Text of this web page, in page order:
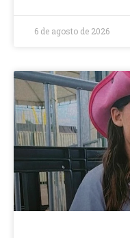
6 de agosto de 2026